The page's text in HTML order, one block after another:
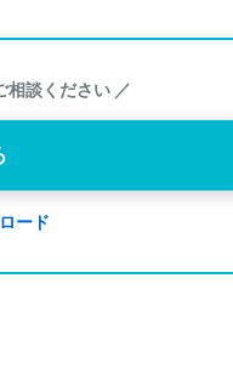
相談ください ／
ード